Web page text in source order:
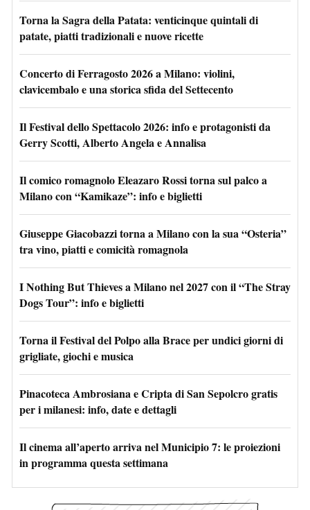
Torna la Sagra della Patata: venticinque quintali di
patate, piatti tradizionali e nuove ricette
Concerto di Ferragosto 2026 a Milano: violini,
clavicembalo e una storica sfida del Settecento
Il Festival dello Spettacolo 2026: info e protagonisti da
Gerry Scotti, Alberto Angela e Annalisa
Il comico romagnolo Eleazaro Rossi torna sul palco a
Milano con “Kamikaze”: info e biglietti
Giuseppe Giacobazzi torna a Milano con la sua “Osteria”
tra vino, piatti e comicità romagnola
I Nothing But Thieves a Milano nel 2027 con il “The Stray
Dogs Tour”: info e biglietti
Torna il Festival del Polpo alla Brace per undici giorni di
grigliate, giochi e musica
Pinacoteca Ambrosiana e Cripta di San Sepolcro gratis
per i milanesi: info, date e dettagli
Il cinema all’aperto arriva nel Municipio 7: le proiezioni
in programma questa settimana